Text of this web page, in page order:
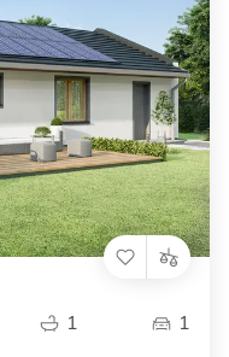
1 1